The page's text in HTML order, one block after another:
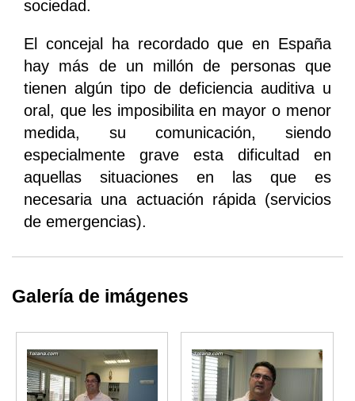
sociedad.
El concejal ha recordado que en España
hay más de un millón de personas que
tienen algún tipo de deficiencia auditiva u
oral, que les imposibilita en mayor o menor
medida, su comunicación, siendo
especialmente grave esta dificultad en
aquellas situaciones en las que es
necesaria una actuación rápida (servicios
de emergencias).
Galería de imágenes